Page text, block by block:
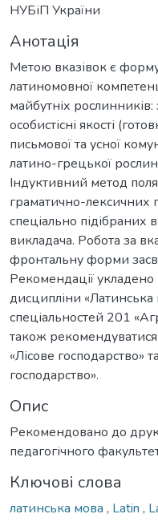
НУБіП України
Анотація
Метою вказівок є
латиномовної
майбутніх
особистісні якості
письмової та усної
латино-грецької
Індуктивний метод
граматично-лексичних
спеціально підібраних
викладача. Робота за
фронтальну форми
Рекомендації
дисципліни «Латинська
спеціальностей 201
також
«Лісове господарство»
господарство».
Опис
Рекомендовано до
педагогічного
Ключові слова
латинська мова , Latin ,